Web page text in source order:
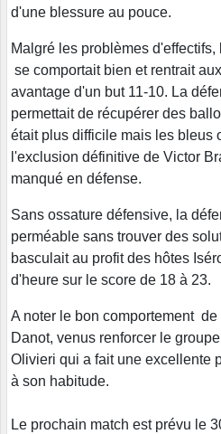
d'une blessure au pouce.
Malgré les problèmes
se comportait bien et rentrait
avantage d'un but 11-10. La
permettait de récupérer des
était plus difficile mais les bleus
l'exclusion définitive de Victor
manqué en défense.
Sans ossature défensive, la
perméable sans trouver des
basculait au profit des hôtes
d'heure sur le score de 18 à 23.
A noter le bon comportement
Danot, venus renforcer le
Olivieri qui a fait une excellente
à son habitude.
Le prochain match est prévu le